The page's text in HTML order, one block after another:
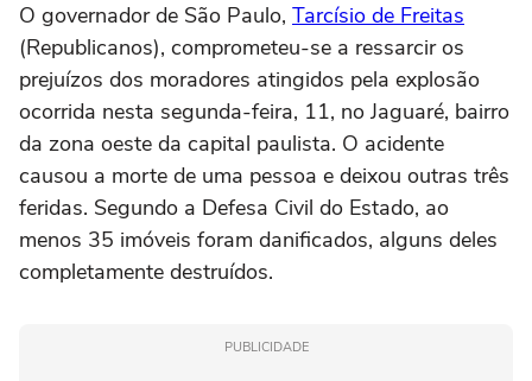
O governador de São Paulo, Tarcísio de Freitas
(Republicanos), comprometeu-se a ressarcir os
prejuízos dos moradores atingidos pela explosão
ocorrida nesta segunda-feira, 11, no Jaguaré, bairro
da zona oeste da capital paulista. O acidente
causou a morte de uma pessoa e deixou outras três
feridas. Segundo a Defesa Civil do Estado, ao
menos 35 imóveis foram danificados, alguns deles
completamente destruídos.
PUBLICIDADE